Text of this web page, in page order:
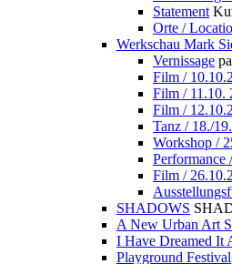
Statement
Orte /
Werkschau Mark
Vernissage
Film /
Film / 11.10.
Film /
Tanz / 18./
Workshop /
Performance
Film /
SHADOWS
A New Urban Art
I Have Dreamed It
Playground Festival